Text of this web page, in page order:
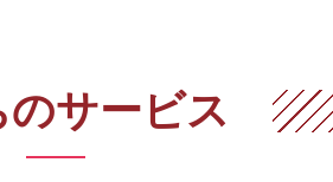
サービス